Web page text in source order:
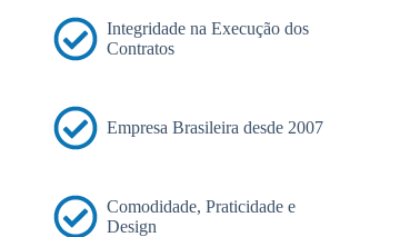
Integridade na Execução dos
Contratos
Empresa Brasileira desde 2007
Comodidade, Praticidade e
Design